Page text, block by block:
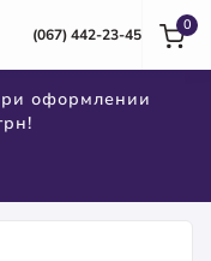
(067) 442-23-45
оформлении
0